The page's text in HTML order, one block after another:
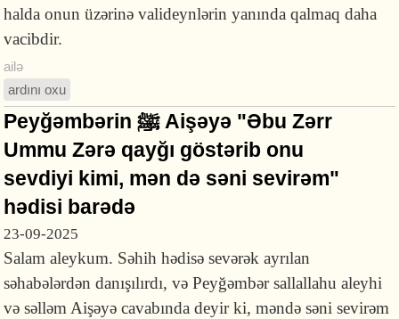
halda onun üzərinə valideynlərin yanında qalmaq daha
vacibdir.
ailə
ardını oxu
Peyğəmbərin ﷺ Aişəyə "Əbu Zərr
Ummu Zərə qayğı göstərib onu
sevdiyi kimi, mən də səni sevirəm"
hədisi barədə
23-09-2025
Salam aleykum. Səhih hədisə sevərək ayrılan
səhabələrdən danışılırdı, və Peyğəmbər sallallahu aleyhi
və səlləm Aişəyə cavabında deyir ki, məndə səni sevirəm